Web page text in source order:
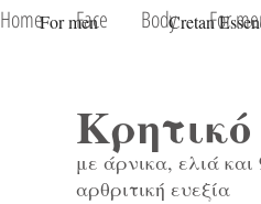
For men Cretan
Home Face Body For
με άρνικα, ελιά και
αρθριτική ευεξία